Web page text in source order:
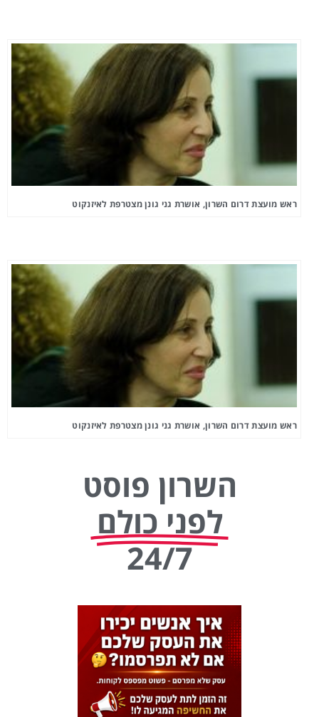
ראש מועצת דרום השרון, אושרת גני גונן מצטרפת לאיזנקוט
ראש מועצת דרום השרון, אושרת גני גונן מצטרפת לאיזנקוט
השרון פוסט
לפני כולם
24/7